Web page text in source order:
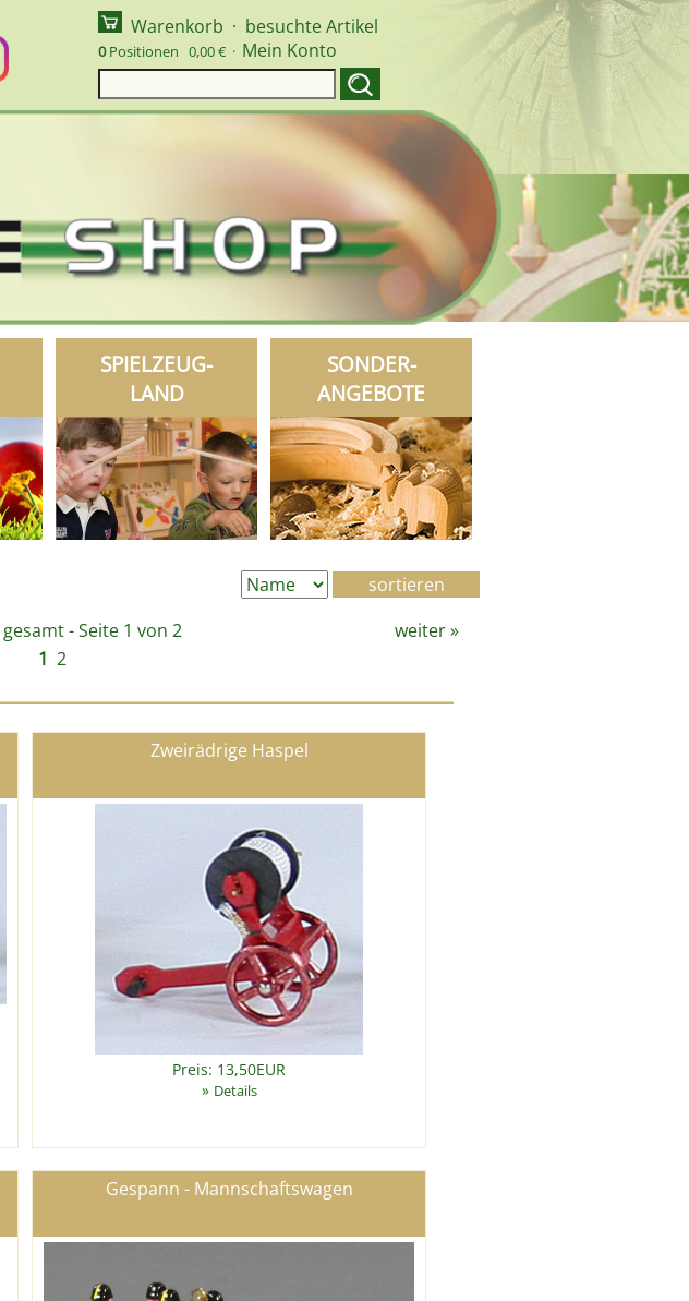
Warenkorb · besuchte Artikel
0Positionen 0,00 € · Mein Konto
SPIELZEUG-
LAND
SONDER-
ANGEBOTE
- Seite 1 von 2 weiter»
1 2
Zweirädrige Haspel
Preis: 13,50EUR
» Details
Gespann - Mannschaftswagen